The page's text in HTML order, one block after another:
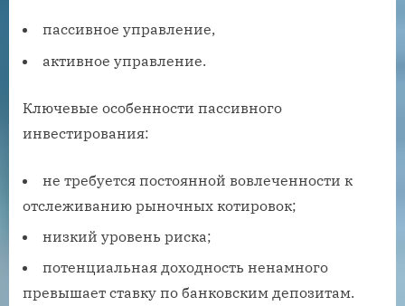
пассивное управление,
активное управление.
Ключевые особенности пассивного
инвестирования:
не требуется постоянной вовлеченности к
отслеживанию рыночных котировок;
низкий уровень риска;
потенциальная доходность ненамного
превышает ставку по банковским депозитам.